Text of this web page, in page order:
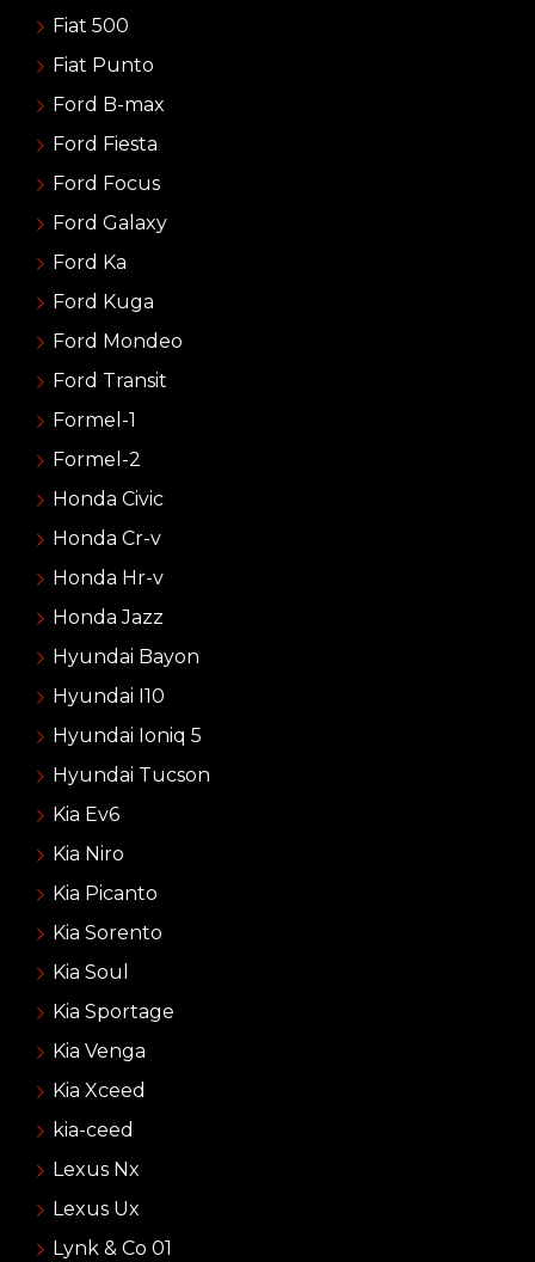
Fiat 500
Fiat Punto
Ford B-max
Ford Fiesta
Ford Focus
Ford Galaxy
Ford Ka
Ford Kuga
Ford Mondeo
Ford Transit
Formel-1
Formel-2
Honda Civic
Honda Cr-v
Honda Hr-v
Honda Jazz
Hyundai Bayon
Hyundai I10
Hyundai Ioniq 5
Hyundai Tucson
Kia Ev6
Kia Niro
Kia Picanto
Kia Sorento
Kia Soul
Kia Sportage
Kia Venga
Kia Xceed
kia-ceed
Lexus Nx
Lexus Ux
Lynk & Co 01